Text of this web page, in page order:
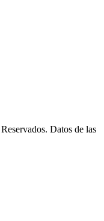
Datos de las